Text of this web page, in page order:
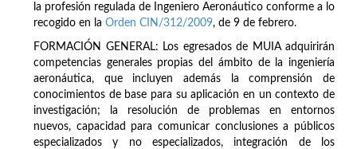
la profesión regulada de Ingeniero Aeronáutico conforme a lo
recogido en la Orden CIN/312/2009, de 9 de febrero.
FORMACIÓN GENERAL: Los egresados de MUIA adquirirán
competencias generales propias del ámbito de la ingeniería
aeronáutica, que incluyen además la comprensión de
conocimientos de base para su aplicación en un contexto de
investigación; la resolución de problemas en entornos
nuevos, capacidad para comunicar conclusiones a públicos
especializados y no especializados, integración de los